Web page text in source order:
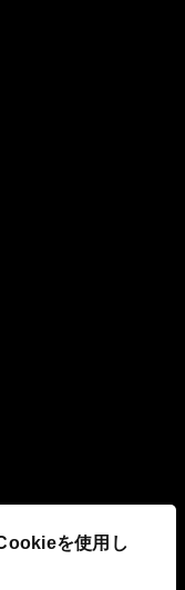
を使用し